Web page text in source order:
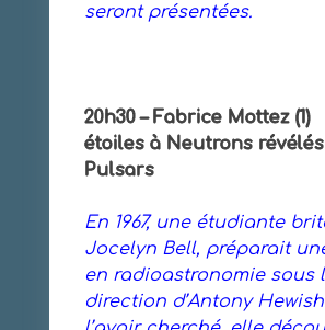
seront présentées.
20h30 – Fabrice Mottez
étoiles à Neutrons
Pulsars
En 1967, une étudiante
Jocelyn Bell, préparait
en radioastronomie sous
direction d’Antony